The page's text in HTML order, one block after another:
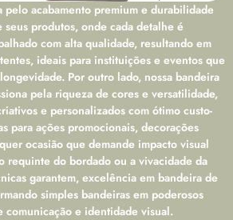
pelo acabamento premium e durabilidade
produtos, onde cada detalhe é
com alta qualidade, resultando em
ideais para instituições e eventos que
Por outro lado, nossa bandeira
pela riqueza de cores e versatilidade,
e personalizados com ótimo custo-
para ações promocionais, decorações
ocasião que demande impacto visual
requinte do bordado ou a vivacidade da
garantem, excelência em bandeira de
simples bandeiras em poderosos
comunicação e identidade visual.